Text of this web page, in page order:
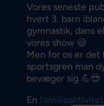
Vores seneste
hvert 3. barn
gymnastik, dans
vores show 😃
Men for os er det
sportsgren man
bevæger sig 💪😎
En familieaktivitet